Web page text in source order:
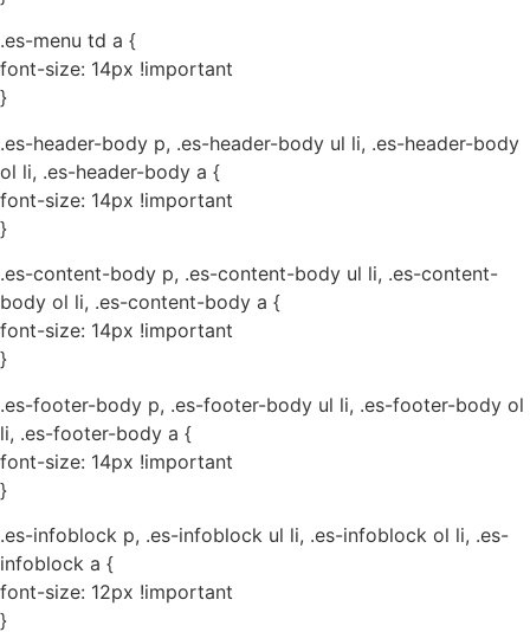
.es-menu td a {
font-size: 14px !important
}
.es-header-body p, .es-header-body ul li, .es-header-body
ol li, .es-header-body a {
font-size: 14px !important
}
.es-content-body p, .es-content-body ul li, .es-content-
body ol li, .es-content-body a {
font-size: 14px !important
}
.es-footer-body p, .es-footer-body ul li, .es-footer-body ol
li, .es-footer-body a {
font-size: 14px !important
}
.es-infoblock p, .es-infoblock ul li, .es-infoblock ol li, .es-
infoblock a {
font-size: 12px !important
}